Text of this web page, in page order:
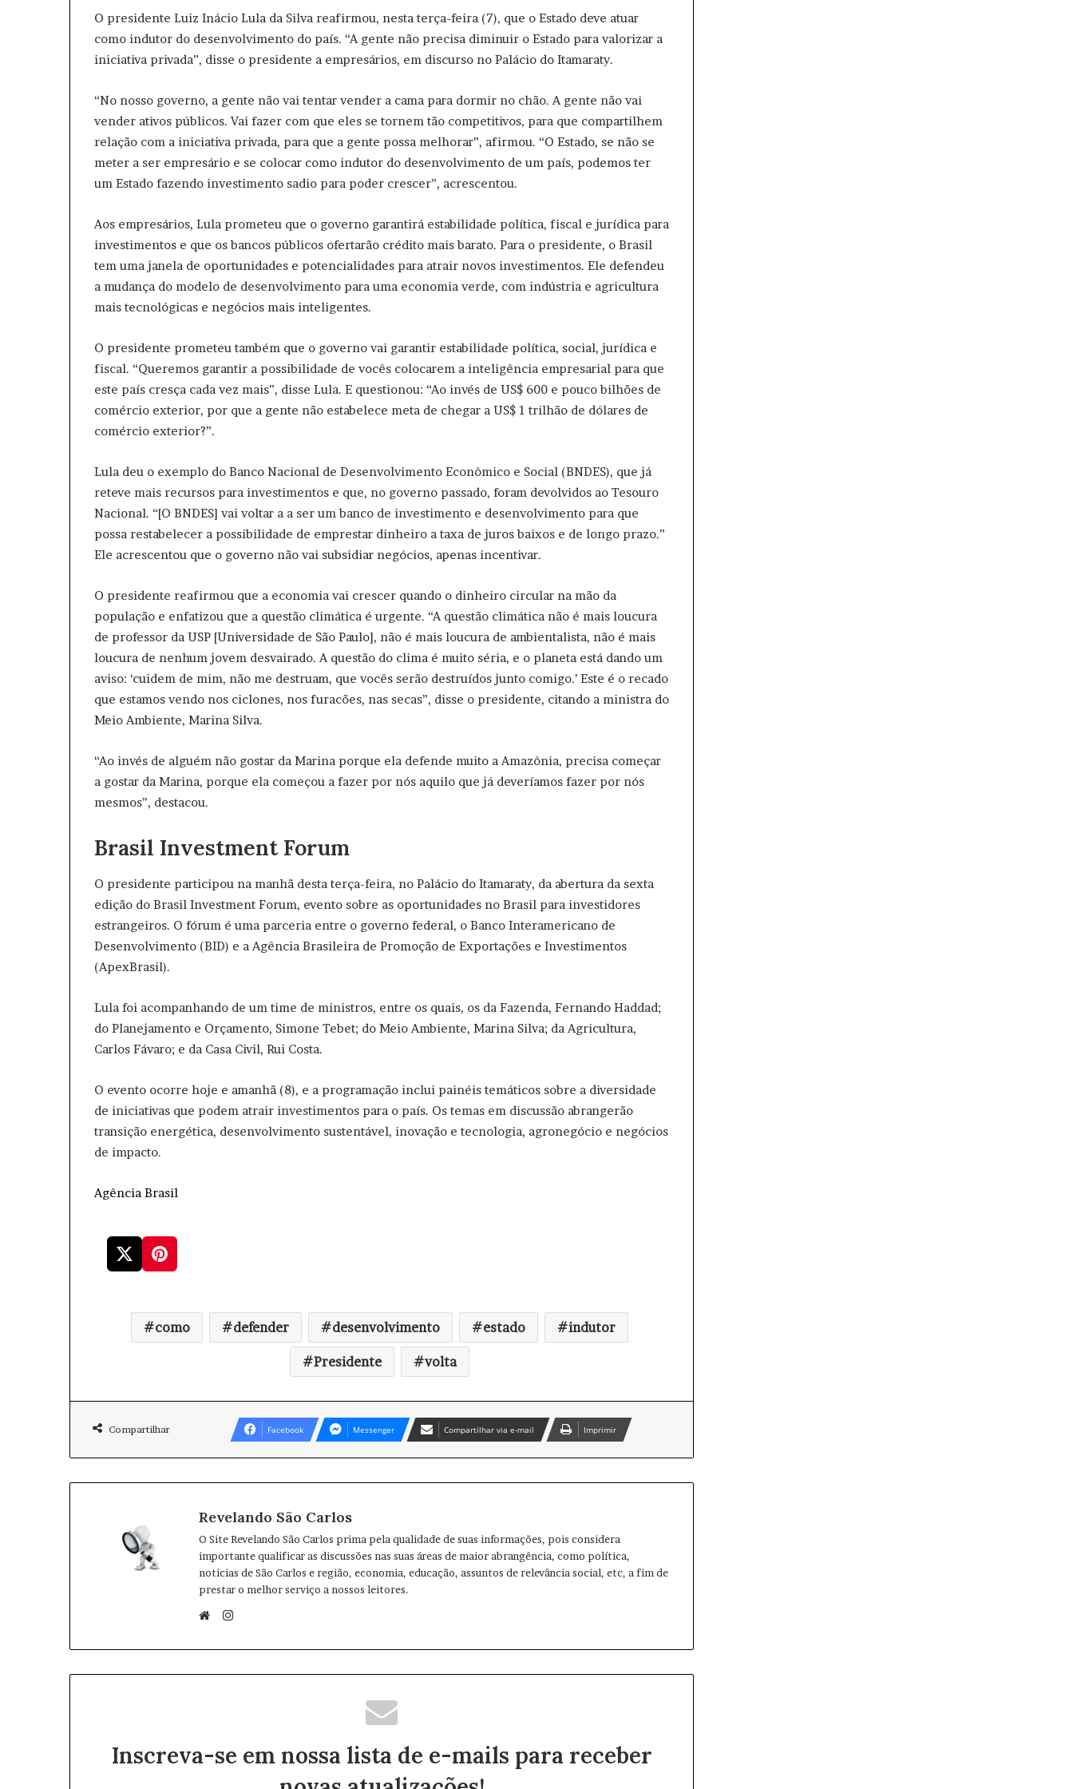
O presidente Luiz Inácio Lula da Silva reafirmou, nesta terça-feira (7), que o Estado deve atuar
como indutor do desenvolvimento do país. “A gente não precisa diminuir o Estado para valorizar a
iniciativa privada”, disse o presidente a empresários, em discurso no Palácio do Itamaraty.
“No nosso governo, a gente não vai tentar vender a cama para dormir no chão. A gente não vai
vender ativos públicos. Vai fazer com que eles se tornem tão competitivos, para que compartilhem
relação com a iniciativa privada, para que a gente possa melhorar”, afirmou. “O Estado, se não se
meter a ser empresário e se colocar como indutor do desenvolvimento de um país, podemos ter
um Estado fazendo investimento sadio para poder crescer”, acrescentou.
Aos empresários, Lula prometeu que o governo garantirá estabilidade política, fiscal e jurídica para
investimentos e que os bancos públicos ofertarão crédito mais barato. Para o presidente, o Brasil
tem uma janela de oportunidades e potencialidades para atrair novos investimentos. Ele defendeu
a mudança do modelo de desenvolvimento para uma economia verde, com indústria e agricultura
mais tecnológicas e negócios mais inteligentes.
O presidente prometeu também que o governo vai garantir estabilidade política, social, jurídica e
fiscal. “Queremos garantir a possibilidade de vocês colocarem a inteligência empresarial para que
este país cresça cada vez mais”, disse Lula. E questionou: “Ao invés de US$ 600 e pouco bilhões de
comércio exterior, por que a gente não estabelece meta de chegar a US$ 1 trilhão de dólares de
comércio exterior?”.
Lula deu o exemplo do Banco Nacional de Desenvolvimento Econômico e Social (BNDES), que já
reteve mais recursos para investimentos e que, no governo passado, foram devolvidos ao Tesouro
Nacional. “[O BNDES] vai voltar a a ser um banco de investimento e desenvolvimento para que
possa restabelecer a possibilidade de emprestar dinheiro a taxa de juros baixos e de longo prazo.”
Ele acrescentou que o governo não vai subsidiar negócios, apenas incentivar.
O presidente reafirmou que a economia vai crescer quando o dinheiro circular na mão da
população e enfatizou que a questão climática é urgente. “A questão climática não é mais loucura
de professor da USP [Universidade de São Paulo], não é mais loucura de ambientalista, não é mais
loucura de nenhum jovem desvairado. A questão do clima é muito séria, e o planeta está dando um
aviso: ‘cuidem de mim, não me destruam, que vocês serão destruídos junto comigo.’ Este é o recado
que estamos vendo nos ciclones, nos furacões, nas secas”, disse o presidente, citando a ministra do
Meio Ambiente, Marina Silva.
“Ao invés de alguém não gostar da Marina porque ela defende muito a Amazônia, precisa começar
a gostar da Marina, porque ela começou a fazer por nós aquilo que já deveríamos fazer por nós
mesmos”, destacou.
Brasil Investment Forum
O presidente participou na manhã desta terça-feira, no Palácio do Itamaraty, da abertura da sexta
edição do Brasil Investment Forum, evento sobre as oportunidades no Brasil para investidores
estrangeiros. O fórum é uma parceria entre o governo federal, o Banco Interamericano de
Desenvolvimento (BID) e a Agência Brasileira de Promoção de Exportações e Investimentos
(ApexBrasil).
Lula foi acompanhando de um time de ministros, entre os quais, os da Fazenda, Fernando Haddad;
do Planejamento e Orçamento, Simone Tebet; do Meio Ambiente, Marina Silva; da Agricultura,
Carlos Fávaro; e da Casa Civil, Rui Costa.
O evento ocorre hoje e amanhã (8), e a programação inclui painéis temáticos sobre a diversidade
de iniciativas que podem atrair investimentos para o país. Os temas em discussão abrangerão
transição energética, desenvolvimento sustentável, inovação e tecnologia, agronegócio e negócios
de impacto.
Agência Brasil
como defender desenvolvimento estado indutor
Presidente volta
Compartilhar Facebook Messenger Compartilhar via e-mail Imprimir
Revelando São Carlos
O Site Revelando São Carlos prima pela qualidade de suas informações, pois considera
importante qualificar as discussões nas suas áreas de maior abrangência, como política,
noticias de São Carlos e região, economia, educação, assuntos de relevância social, etc, a fim de
prestar o melhor serviço a nossos leitores.
e
b
I
s
t
a
m
Inscreva-se em nossa lista de e-mails para receber